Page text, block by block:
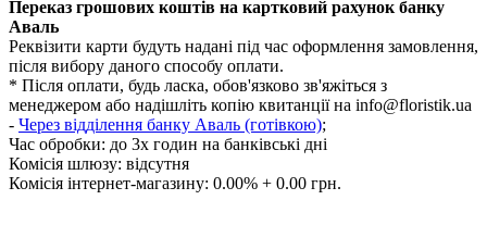
Переказ грошових коштів на картковий рахунок банку
Аваль
Реквізити карти будуть надані під час оформлення замовлення,
після вибору даного способу оплати.
* Після оплати, будь ласка, обов'язково зв'яжіться з
менеджером або надішліть копію квитанції на info@floristik.ua
- Через відділення банку Аваль (готівкою);
Час обробки: до 3х годин на банківські дні
Комісія шлюзу: відсутня
Комісія інтернет-магазину: 0.00% + 0.00 грн.